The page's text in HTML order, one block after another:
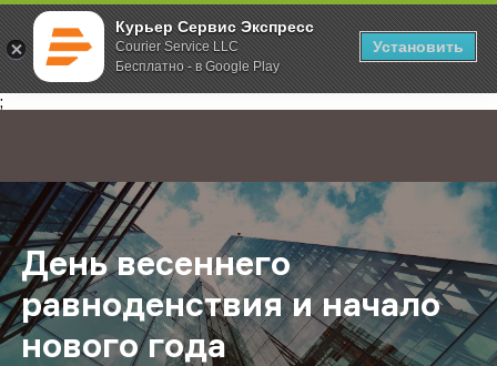
Курьер Сервис Экспресс
Courier Service LLC
Бесплатно - в Google Play
Установить
;
Главная О компании Новости День весеннего равноденствия
День весеннего
равноденствия и начало
нового года